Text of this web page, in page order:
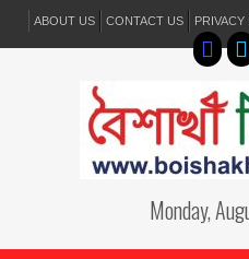
ABOUT US CONTACT US PRIVACY
Monday,